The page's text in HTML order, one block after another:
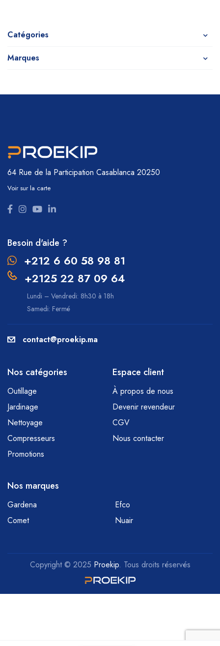
Catégories
Marques
64 Rue de la Participation Casablanca 20250
Voir sur la carte
Besoin d'aide ?
+212 6 60 58 98 81
+2125 22 87 09 64
Lundi – Vendredi: 8h30 à 18h
Samedi: Fermé
contact@proekip.ma
Nos catégories
Outillage
Jardinage
Nettoyage
Compresseurs
Promotions
Espace client
À propos de nous
Devenir revendeur
CGV
Nous contacter
Nos marques
Gardena
Efco
Comet
Nuair
Copyright © 2025 Proekip. Tous droits réservés